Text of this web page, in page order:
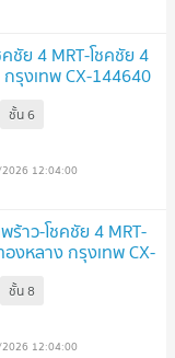
ชัย 4 MRT-โชคชัย 4
รุงเทพ CX-144640
นมืออาชีพ ✅
ชั้น6
12:04:00
าว-โชคชัย 4 MRT-
งหลาง กรุงเทพ CX-
ทันที ทีมงานมือ
ชั้น8
12:04:00